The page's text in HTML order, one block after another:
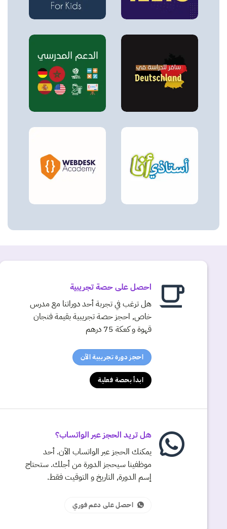
احصل على حصة تجريبية
هل ترغب في تجربة أحد دوراتنا مع مدرس
خاص, احجز حصة تجريبية بقيمة فنجان
قهوة و كعكة 75 درهم
احجز دورة تجريبية الآن
ابدأ بحصة فعلية
هل تريد الحجز عبر الواتساب؟
يمكنك الحجز عبر الواتساب الآن. أحد
موظفينا سيحجز الدورة من أجلك. ستحتاج
إسم الدورة, التاريخ و التوقيت فقط.
احصل على دعم فوري